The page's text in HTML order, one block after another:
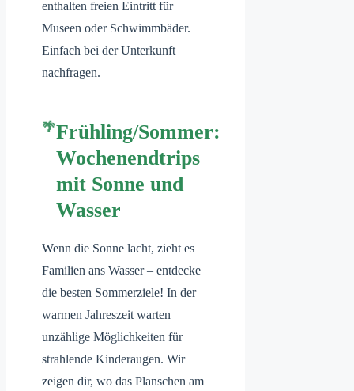
enthalten freien Eintritt für
Museen oder Schwimmbäder.
Einfach bei der Unterkunft
nachfragen.
Frühling/Sommer:
Wochenendtrips
mit Sonne und
Wasser
Wenn die Sonne lacht, zieht es
Familien ans Wasser – entdecke
die besten Sommerziele! In der
warmen Jahreszeit warten
unzählige Möglichkeiten für
strahlende Kinderaugen. Wir
zeigen dir, wo das Planschen am